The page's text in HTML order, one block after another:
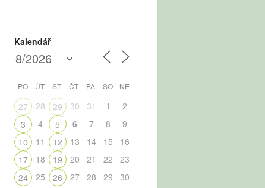
Kalendář
PO ÚT ST ČT PÁ SO NE
27 28 29 30 31 1
2
3
4 5 6 7 8
9
10
11 12 13 14 15
16
17
18 19 20 21 22
23
24
25 26 27 28 29
30